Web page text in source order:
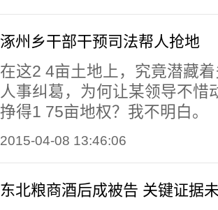
涿州乡干部干预司法帮人抢地
在这2 4亩土地上，究竟潜藏
人事纠葛，为何让某领导不
挣得1 75亩地权？我不明白。
2015-04-08 13:46:06
东北粮商酒后成被告 关键证据